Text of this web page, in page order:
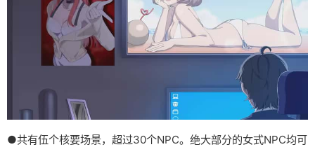
●共有伍个核要场景，超过30个NPC。绝大部分的女式NPC均可